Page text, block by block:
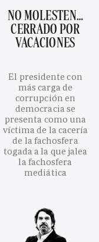
NO MOLESTEN…
CERRADO POR
VACACIONES
El presidente con
más carga de
corrupción en
democracia se
presenta como una
víctima de la cacería
de la fachosfera
togada a la que jalea
la fachosfera
mediática